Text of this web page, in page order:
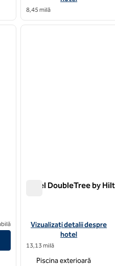
8,45 milă
imaginea următoare
1 din 12
Hotel DoubleTree by
Vizualizați detaliile
Vizualizați detalii despre
hotel
13,13 milă
Piscina exterioară